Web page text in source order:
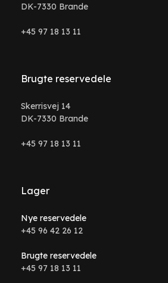
DK-7330 Brande
+45 97 18 13 11
Brugte reservedele
Skerrisvej 14
DK-7330 Brande
+45 97 18 13 11
Lager
Nye reservedele
+45 96 42 26 12
Brugte reservedele
+45 97 18 13 11